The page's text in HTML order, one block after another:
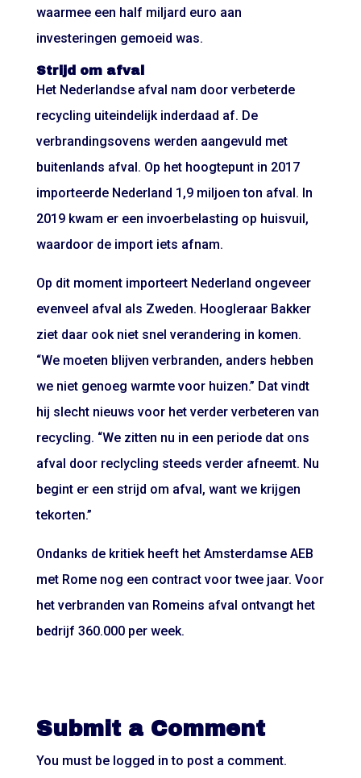
waarmee een half miljard euro aan
investeringen gemoeid was.
Strijd om afval
Het Nederlandse afval nam door verbeterde
recycling uiteindelijk inderdaad af. De
verbrandingsovens werden aangevuld met
buitenlands afval. Op het hoogtepunt in 2017
importeerde Nederland 1,9 miljoen ton afval. In
2019 kwam er een invoerbelasting op huisvuil,
waardoor de import iets afnam.
Op dit moment importeert Nederland ongeveer
evenveel afval als Zweden. Hoogleraar Bakker
ziet daar ook niet snel verandering in komen.
“We moeten blijven verbranden, anders hebben
we niet genoeg warmte voor huizen.” Dat vindt
hij slecht nieuws voor het verder verbeteren van
recycling. “We zitten nu in een periode dat ons
afval door reclycling steeds verder afneemt. Nu
begint er een strijd om afval, want we krijgen
tekorten.”
Ondanks de kritiek heeft het Amsterdamse AEB
met Rome nog een contract voor twee jaar. Voor
het verbranden van Romeins afval ontvangt het
bedrijf 360.000 per week.
Submit a Comment
You must be logged in to post a comment.